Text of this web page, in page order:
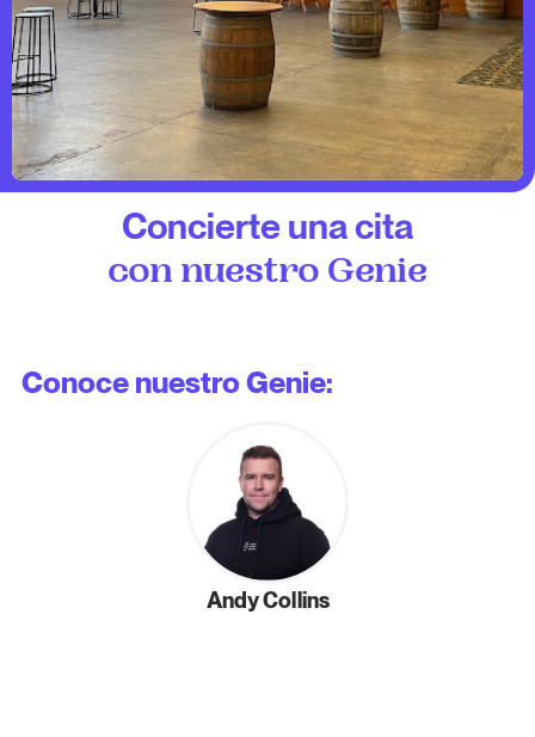
Concierte una cita
con nuestro Genie
Conoce nuestro Genie:
Andy Collins